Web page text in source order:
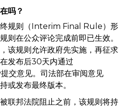
吗？
终规则（Interim Final Rule）形
则在公众评论完成前即已生效。
该规则允许政府先实施，再征求
发布后30天内通过
交意见。司法部在审阅意见
或发布最终版本。
联邦法院阻止之前，该规则将持